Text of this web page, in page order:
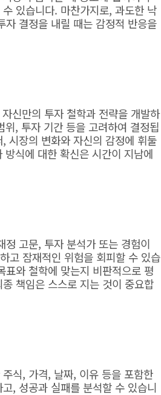
있습니다. 마찬가지로, 과도한 낙
결정을 내릴 때는 감정적 반응을
신만의 투자 철학과 전략을 개발하
, 투자 기간 등을 고려하여 결정됩
시장의 변화와 자신의 감정에 휘둘
식에 대한 확신은 시간이 지남에
고문, 투자 분석가 또는 경험이
고 잠재적인 위험을 회피할 수 있습
와 철학에 맞는지 비판적으로 평
책임은 스스로 지는 것이 중요합
식, 가격, 날짜, 이유 등을 포함한
, 성공과 실패를 분석할 수 있습니